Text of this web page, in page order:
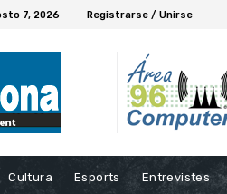
7, 2026 Registrarse / Unirse
Cultura Esports Entrevistes